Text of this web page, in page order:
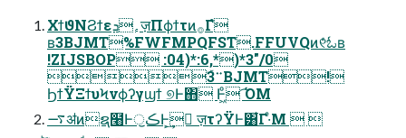
ΧϯϑΝϨϯεܕ ٕज़Πϕϯτͷ࡞Γํ
ʙ3BJMT%FWFMPQFST.FFUVQͷ୧ͬͨಓʙ
!ZIJSBOP :04)*:6,*)*3"/0
ۜ࠲3BJMT!
ϦϯΫΞϯυϞνϕʔγϣϯ ୭Ͱ΋ Ͱ͖ͦ͏ ͡ΌΜ
࠷ॳͷຊ໨ͰڪॖͰ͕͢ ٕज़τʔΫͰ͸͋Γ·ͤΜ  